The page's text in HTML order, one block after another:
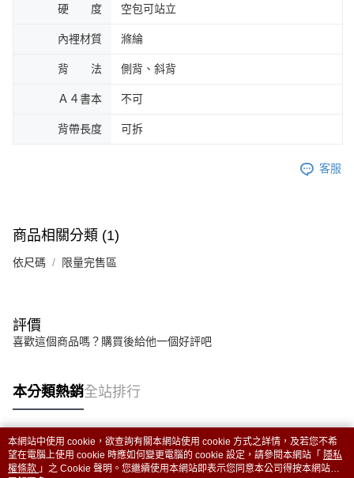
硬 度 空包可站立
內裡材質 滌綸
背 法 側背、斜背
Ａ４書本 不可
背帶長度 可拆
客服
商品相關分類 (1)
依尺碼 限量完售區
評價
喜歡這個商品嗎？購買後給他一個好評吧
本分類熱銷全站排行
熱門標籤
本網站中使用 cookie，欲查詢有關本網站使用 cookie 方式之詳情，及若您不希
望在電腦上使用 cookie 時應如何變更電腦的 cookie 設定，請參閱本網站「 隱私
權條款 」之 Cookie 聲明。您繼續使用本網站即表示您同意本公司得按本網站使